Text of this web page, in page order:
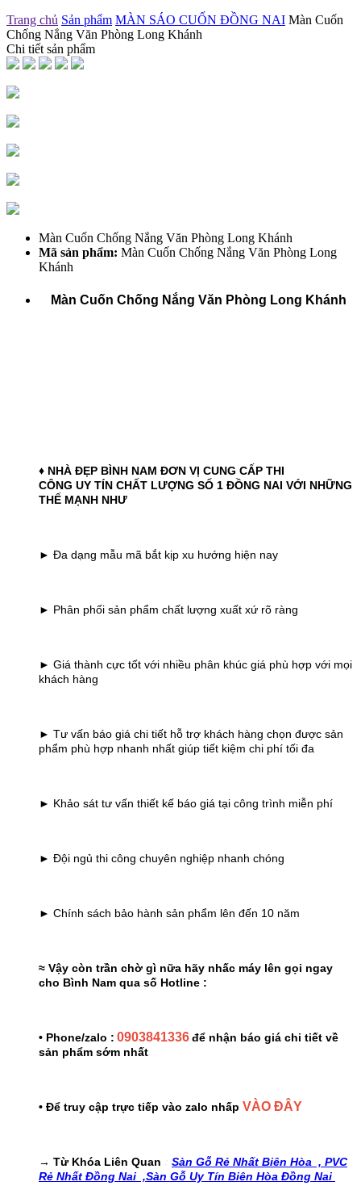
Trang chủ Sản phẩm MÀN SÁO CUỐN ĐỒNG NAI Màn Cuốn
Chống Nắng Văn Phòng Long Khánh
Chi tiết sản phẩm
Màn Cuốn Chống Nắng Văn Phòng Long Khánh
Mã sản phẩm: Màn Cuốn Chống Nắng Văn Phòng Long
Khánh
Màn Cuốn Chống Nắng Văn Phòng Long Khánh
♦ NHÀ ĐẸP BÌNH NAM ĐƠN VỊ CUNG CẤP THI
CÔNG UY TÍN CHẤT LƯỢNG SỐ 1 ĐỒNG NAI VỚI NHỮNG
THẾ MẠNH NHƯ
► Đa dạng mẫu mã bắt kịp xu hướng hiện nay
► Phân phối sản phẩm chất lượng xuất xứ rõ ràng
► Giá thành cực tốt với nhiều phân khúc giá phù hợp với mọi
khách hàng
► Tư vấn báo giá chi tiết hỗ trợ khách hàng chọn được sản
phẩm phù hợp nhanh nhất giúp tiết kiệm chi phí tối đa
► Khảo sát tư vấn thiết kế báo giá tại công trình miễn phí
► Đội ngủ thi công chuyên nghiệp nhanh chóng
► Chính sách bảo hành sản phẩm lên đến 10 năm
≈ Vậy còn trần chờ gì nữa hãy nhấc máy lên gọi ngay
cho Bình Nam qua số Hotline :
• Phone/zalo : 0903841336để nhận báo giá chi tiết về
sản phẩm sớm nhất
• Để truy cập trực tiếp vào zalo nhấp VÀO ĐÂY
→ Từ Khóa Liên Quan Sàn Gỗ Rẻ Nhất Biên Hòa , PVC
Rẻ Nhất Đồng Nai ,Sàn Gỗ Uy Tín Biên Hòa Đồng Nai